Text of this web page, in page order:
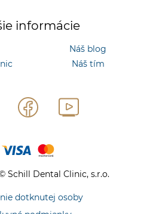
informácie
Náš blog
Náš tím
Schill Dental Clinic, s.r.o.
dotknutej osoby